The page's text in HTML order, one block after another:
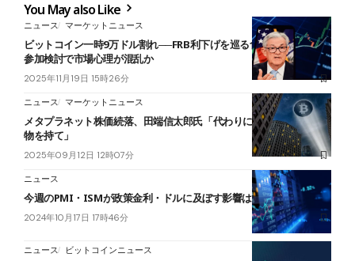
You May also Like
ニュース マーケットニュース
ビットコイン一時9万ドル割れ──FRB利下げを巡る食い違いとCARF
参加検討で市場心理が混乱か
2025年11月19日 15時26分
ニュース マーケットニュース
メタプラネット株価続落、田端信太郎氏「代わりにビットコイン現
物を持て」
2025年09月12日 12時07分
ニュース
今週のPMI・ISMが政策金利・ドルに及ぼす影響は
2024年10月17日 17時46分
ニュース ビットコインニュース